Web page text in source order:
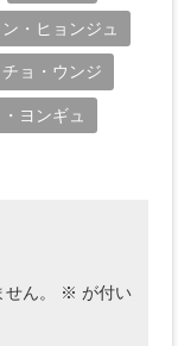
ン・ヒョンジュ
チョ・ウンジ
ヨンギュ
ん。 ※ が付い